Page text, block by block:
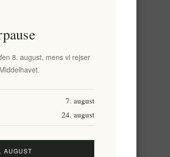
8. august, mens vi rejser
7. august
24. august
AUGUST